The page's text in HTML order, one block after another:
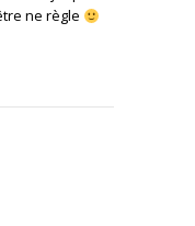
ne règle